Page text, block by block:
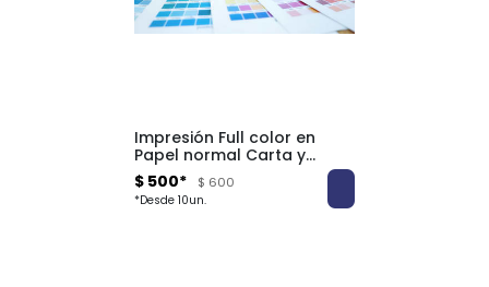
Impresión Full color en
Papel normal Carta y
Oficio
$ 500* $ 600
*Desde 10un.